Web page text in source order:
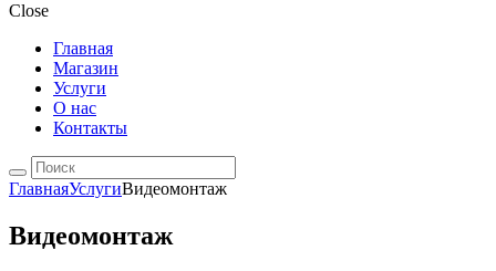
Close
Главная
Магазин
Услуги
О нас
Контакты
ГлавнаяУслугиВидеомонтаж
Видеомонтаж